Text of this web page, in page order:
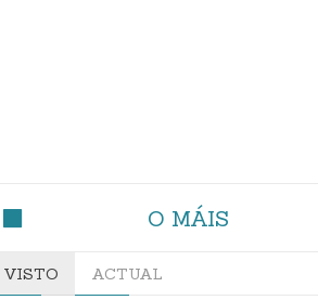
O MÁIS
VISTO ACTUAL